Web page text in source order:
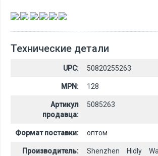
, , , , ,
Технические детали
UPC: 50820255263
MPN: 128
Артикул
продавца:
5085263
Формат поставки: оптом
Производитель:
Shenzhen Hidly